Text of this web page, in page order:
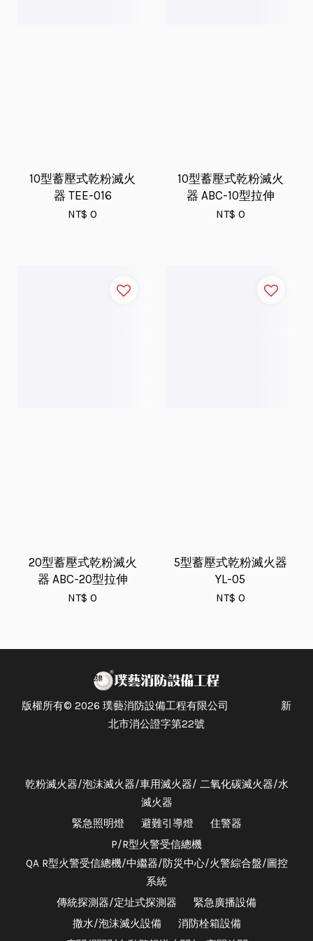
10型蓄壓式乾粉滅火
器 TEE-016
NT$ 0
10型蓄壓式乾粉滅火
器 ABC-10型拉伸
NT$ 0
20型蓄壓式乾粉滅火
器 ABC-20型拉伸
NT$ 0
5型蓄壓式乾粉滅火器
YL-05
NT$ 0
版權所有© 2026 璞藝消防設備工程有限公司 新
北市消公證字第22號
乾粉滅火器/泡沫滅火器/車用滅火器/ 二氧化碳滅火器/水
滅火器
緊急照明燈
避難引導燈
住警器
P/R型火警受信總機
QA R型火警受信總機/中繼器/防災中心/火警綜合盤/圖控
系統
傳統探測器/定址式探測器
緊急廣播設備
撒水/泡沫滅火設備
消防栓箱設備